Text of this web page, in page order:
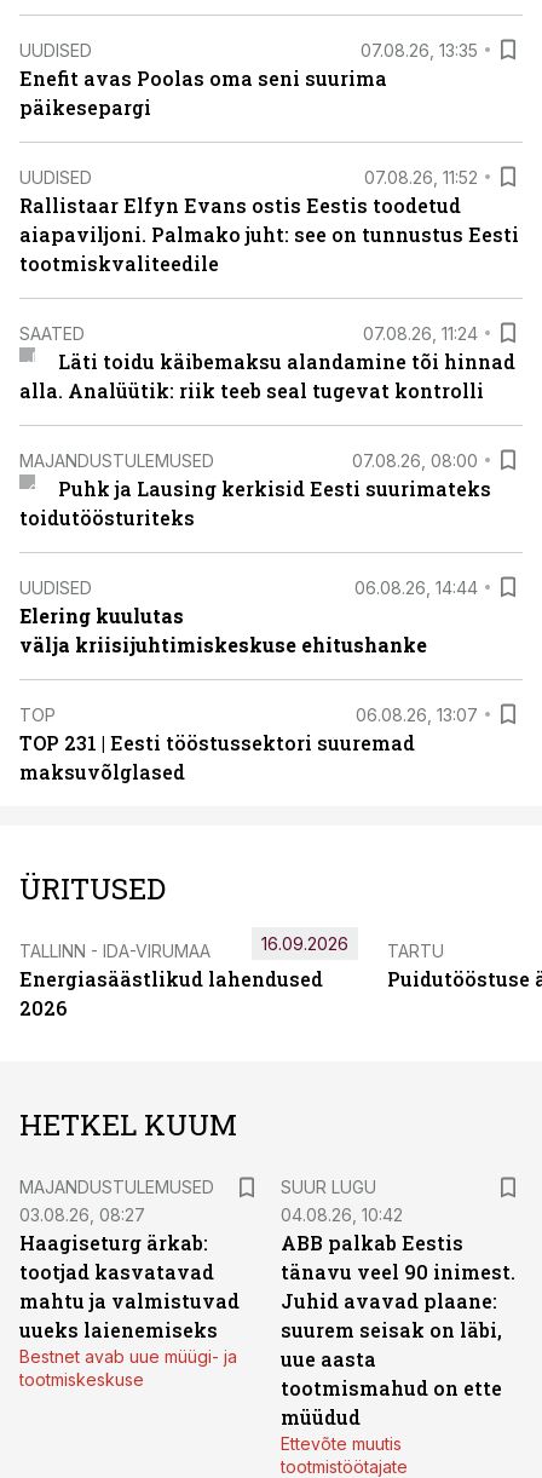
UUDISED 07.08.26, 13:35
Enefit avas Poolas oma seni suurima
päikesepargi
UUDISED 07.08.26, 11:52
Rallistaar Elfyn Evans ostis Eestis toodetud
aiapaviljoni. Palmako juht: see on tunnustus Eesti
tootmiskvaliteedile
SAATED 07.08.26, 11:24
Läti toidu käibemaksu alandamine tõi hinnad
alla. Analüütik: riik teeb seal tugevat kontrolli
MAJANDUSTULEMUSED 07.08.26, 08:00
Puhk ja Lausing kerkisid Eesti suurimateks
toidutöösturiteks
UUDISED 06.08.26, 14:44
Elering kuulutas
välja kriisijuhtimiskeskuse ehitushanke
TOP 06.08.26, 13:07
TOP 231 | Eesti tööstussektori suuremad
maksuvõlglased
ÜRITUSED
TALLINN - IDA-VIRUMAA
Energiasäästlikud lahendused
2026
16.09.2026 TARTU
Puidutööstuse
HETKEL KUUM
MAJANDUSTULEMUSED
03.08.26, 08:27
Haagiseturg ärkab:
tootjad kasvatavad
mahtu ja valmistuvad
uueks laienemiseks
Bestnet avab uue müügi- ja
tootmiskeskuse
SUUR LUGU
04.08.26, 10:42
ABB palkab Eestis
tänavu veel 90 inimest.
Juhid avavad plaane:
suurem seisak on läbi,
uue aasta
tootmismahud on ette
müüdud
Ettevõte muutis
tootmistöötajate